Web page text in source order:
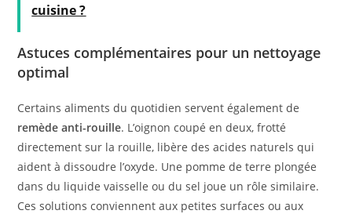
cuisine ?
Astuces complémentaires pour un nettoyage
optimal
Certains aliments du quotidien servent également de
remède anti-rouille. L’oignon coupé en deux, frotté
directement sur la rouille, libère des acides naturels qui
aident à dissoudre l’oxyde. Une pomme de terre plongée
dans du liquide vaisselle ou du sel joue un rôle similaire.
Ces solutions conviennent aux petites surfaces ou aux